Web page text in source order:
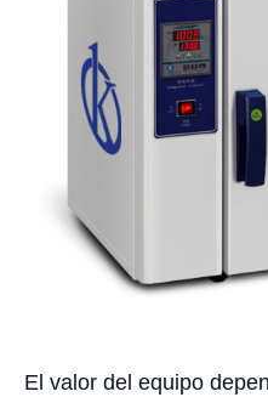
El valor del equipo